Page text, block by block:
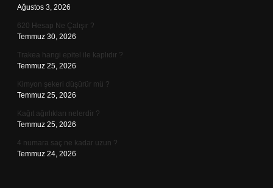
Ağustos 3, 2026
620 Hesap Ne Çalışır ?
Temmuz 30, 2026
Trakea hangi epitel ile kaplıdır ?
Temmuz 25, 2026
Kimyon şekeri düşürür mü ?
Temmuz 25, 2026
Kağıt ağırlıkları nelerdir ?
Temmuz 25, 2026
4 numara saç ne kadar uzun ?
Temmuz 24, 2026